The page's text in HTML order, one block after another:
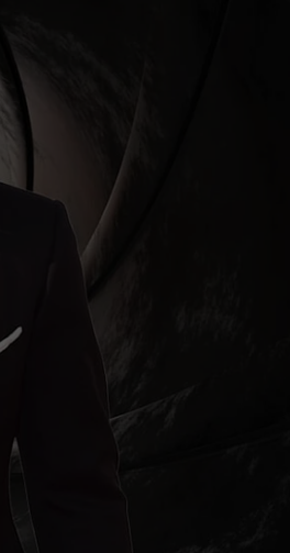
sebilah
berbalas punca dua
'Arwah baik,
ini cuba curi kereta
lelakinya dan berlaku
penceroboh
dan tusukan pada
awal mendapati